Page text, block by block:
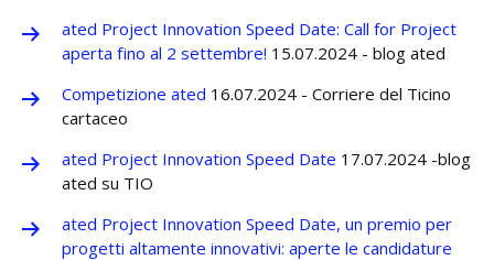
ated Project Innovation Speed Date: Call for Project
aperta fino al 2 settembre! 15.07.2024 - blog ated
Competizione ated 16.07.2024 - Corriere del Ticino
cartaceo
ated Project Innovation Speed Date 17.07.2024 -blog
ated su TIO
ated Project Innovation Speed Date, un premio per
progetti altamente innovativi: aperte le candidature